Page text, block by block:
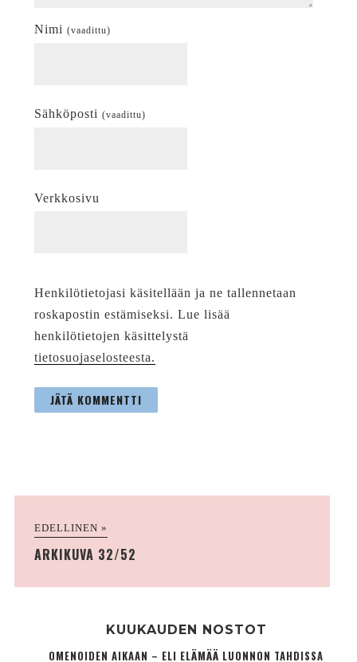
Nimi (vaadittu)
Sähköposti (vaadittu)
Verkkosivu
Henkilötietojasi käsitellään ja ne tallennetaan
roskapostin estämiseksi. Lue lisää
henkilötietojen käsittelystä
tietosuojaselosteesta.
EDELLINEN »
ARKIKUVA 32/52
KUUKAUDEN NOSTOT
OMENOIDEN AIKAAN – ELI ELÄMÄÄ LUONNON TAHDISSA